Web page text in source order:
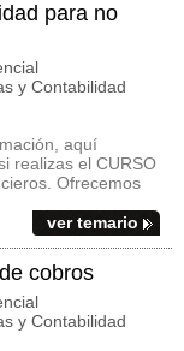
para no
y Contabilidad
aquí
realizas el CURSO
Ofrecemos
ver temario
cobros
y Contabilidad